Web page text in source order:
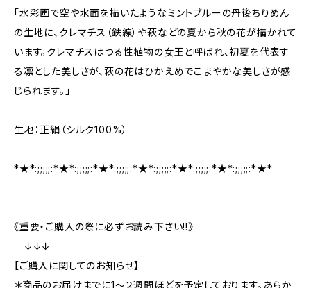
「水彩画で空や水面を描いたようなミントブルーの丹後ちりめん
の生地に、クレマチス（鉄線）や萩などの夏から秋の花が描かれて
います。クレマチスはつる性植物の女王と呼ばれ、初夏を代表す
る凛とした美しさが、萩の花はひかえめでこまやかな美しさが感
じられます。」
生地：正絹（シルク100%）
*★*:;;;;;:*★*:;;;;;:*★*:;;;;;:*★*:;;;;;:*★*:;;;;;:*★*:;;;;;:*★*
《重要・ご購入の際に必ずお読み下さい!!》
↓↓↓
【ご購入に関してのお知らせ】
＊商品のお届けまでに1〜２週間ほどを予定しております。あらか